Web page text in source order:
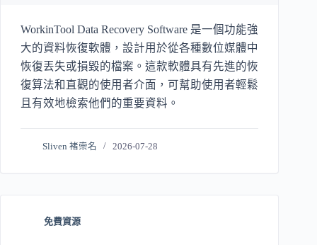
WorkinTool Data Recovery Software 是一個功能強
大的資料恢復軟體，設計用於從各種數位媒體中
恢復丟失或損毀的檔案。這款軟體具有先進的恢
復算法和直觀的使用者介面，可幫助使用者輕鬆
且有效地檢索他們的重要資料。
Sliven 褚崇名 2026-07-28
免費資源